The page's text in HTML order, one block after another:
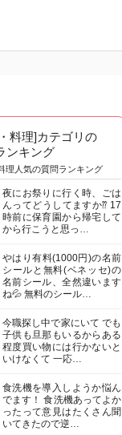
料理]カテゴリの
ンキング
理人気の質問ランキング
夜にお祭りに行く時、ごは
んってどうしてますか⁇ 17
時前に保育園から帰宅して
から行こうと思っ…
やはり有料(1000円)の名前
シールと無料(ベネッセ)の
名前シール、全然違います
ね💦 無料のシール…
今職探し中で家にいて でも
子供も旦那もいるからある
程度買い物には行かないと
いけなくて 一応…
食洗機を導入しようか悩ん
でます！ 食洗機あってよか
ったって意見はたくさん聞
いてきたので逆…